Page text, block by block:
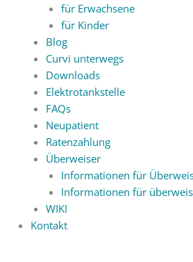
für Erwachsene
für Kinder
Blog
Curvi unterwegs
Downloads
Elektrotankstelle
FAQs
Neupatient
Ratenzahlung
Überweiser
Informationen für
Informationen für
WIKI
Kontakt